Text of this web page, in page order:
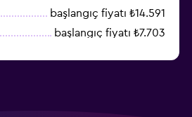
başlangıç fiyatı ₺14.591
başlangıç fiyatı ₺7.703